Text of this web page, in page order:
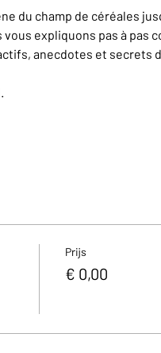
du champ de céréales
expliquons pas à pas
anecdotes et secrets
Prijs
€ 0,00